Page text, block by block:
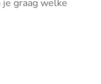
graag welke